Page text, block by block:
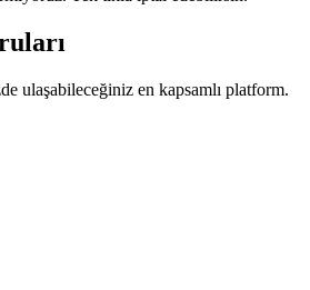
ulaşabileceğiniz en kapsamlı platform.